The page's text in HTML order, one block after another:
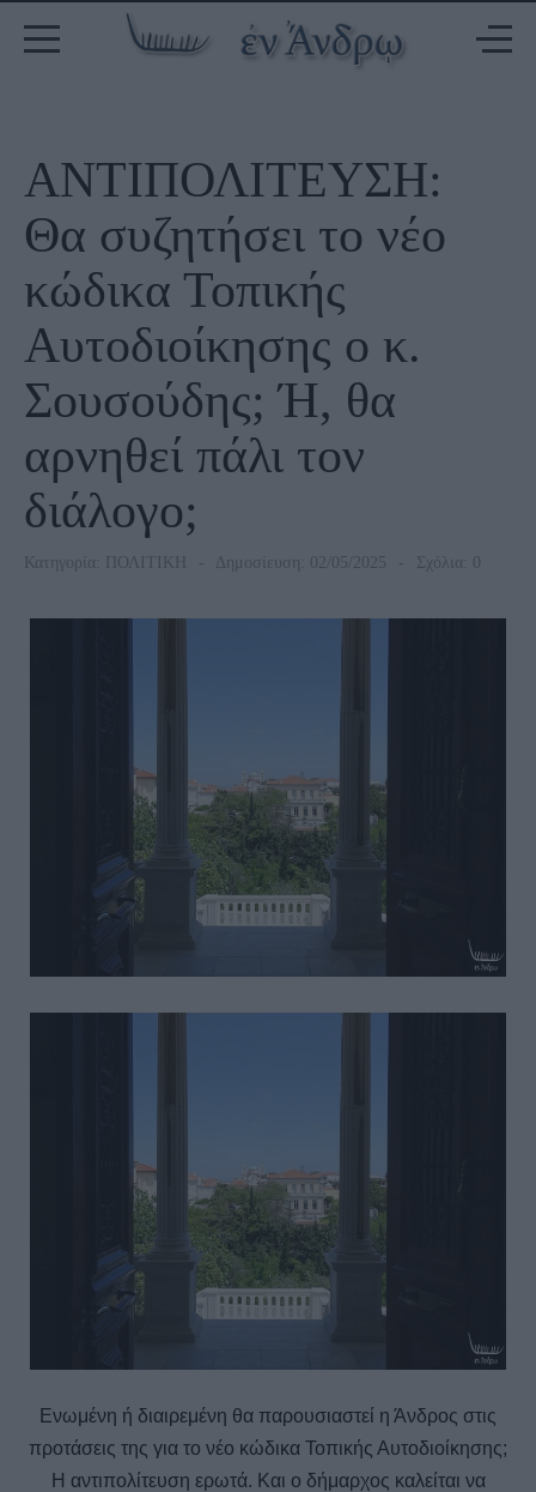
ΑΝΤΙΠΟΛΙΤΕΥΣΗ:
Θα συζητήσει το νέο
κώδικα Τοπικής
Αυτοδιοίκησης ο κ.
Σουσούδης; Ή, θα
αρνηθεί πάλι τον
διάλογο;
Κατηγορία: ΠΟΛΙΤΙΚΗ Δημοσίευση: 02/05/2025 Σχόλια: 0
Ενωμένη ή διαιρεμένη θα παρουσιαστεί η Άνδρος στις
προτάσεις της για το νέο κώδικα Τοπικής Αυτοδιοίκησης;
Η αντιπολίτευση ερωτά. Και ο δήμαρχος καλείται να